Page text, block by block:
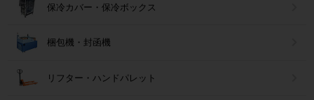
保冷カバー・保冷ボックス
梱包機・封函機
リフター・ハンドパレット